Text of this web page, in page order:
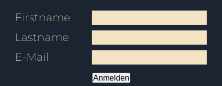
Firstname
Lastname
E-Mail
Anmelden